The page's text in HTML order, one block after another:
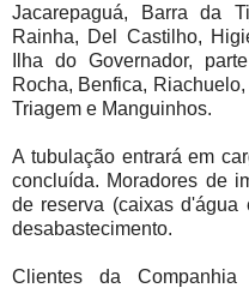
Jacarepaguá, Barra da
Rainha, Del Castilho,
Ilha do Governador,
Rocha, Benfica,
Triagem e Manguinhos.
A tubulação entrará em
concluída. Moradores de
de reserva (caixas d'água
desabastecimento.
Clientes da